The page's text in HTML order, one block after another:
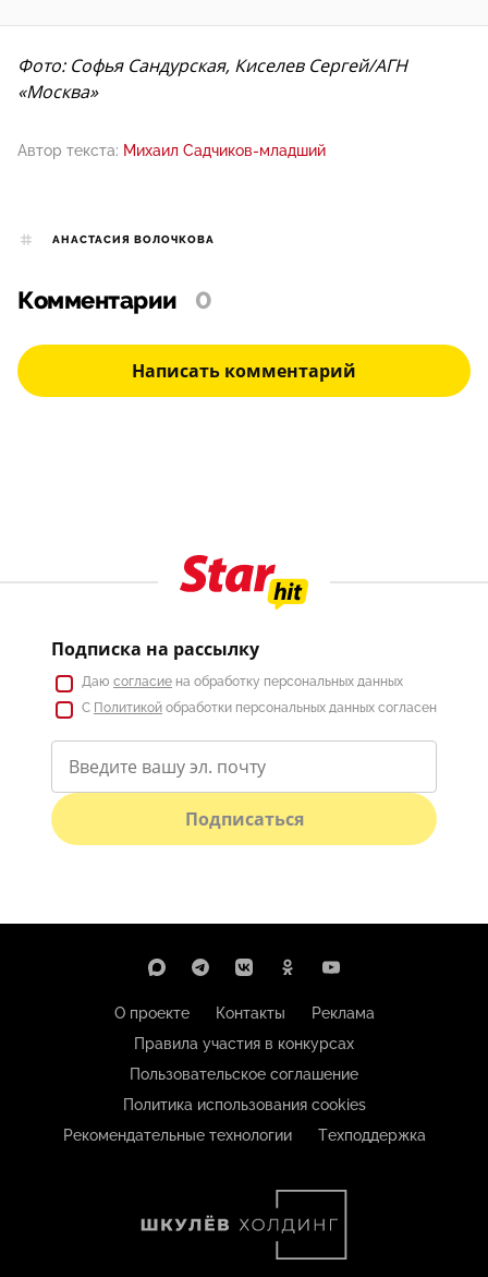
Фото: Софья Сандурская, Киселев Сергей/АГН
«Москва»
Автор текста: Михаил Садчиков-младший
АНАСТАСИЯ ВОЛОЧКОВА
Комментарии 0
Написать комментарий
Подписка на рассылку
Даю согласие на обработку персональных данных
С Политикой обработки персональных данных согласен
Подписаться
О проекте Контакты
Реклама
Правила участия в конкурсах
Пользовательское соглашение
Политика использования cookies
Рекомендательные технологии
Техподдержка